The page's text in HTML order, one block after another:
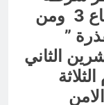
النصر في شارع الداخل قطاع 3 ومن
”
تشرين الثاني
الثلاثة